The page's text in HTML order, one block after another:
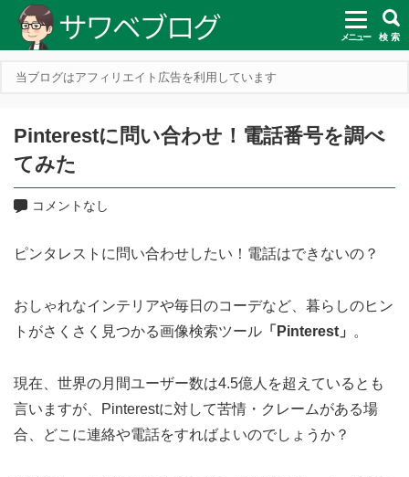
メニュー 検 索
当ブログはアフィリエイト広告を利用しています
Pinterestに問い合わせ！電話番号を調べ
てみた
コメントなし
ピンタレストに問い合わせしたい！電話はできないの？
おしゃれなインテリアや毎日のコーデなど、暮らしのヒン
トがさくさく見つかる画像検索ツール 「Pinterest」 。
現在、世界の月間ユーザー数は4.5億人を超えているとも
言いますが、Pinterestに対して苦情・クレームがある場
合、どこに連絡や電話をすればよいのでしょうか？